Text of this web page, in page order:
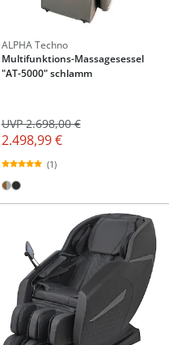
ALPHA Techno
Multifunktions-Massagesessel
"AT-5000" schlamm
2.498,99 €
UVP 2.698,00 €
(1)